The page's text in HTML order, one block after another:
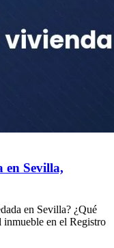
en Sevilla,
en Sevilla? ¿Qué
inmueble en el Registro